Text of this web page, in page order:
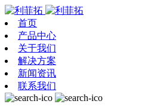
首页
产品中心
关于我们
解决方案
新闻资讯
联系我们